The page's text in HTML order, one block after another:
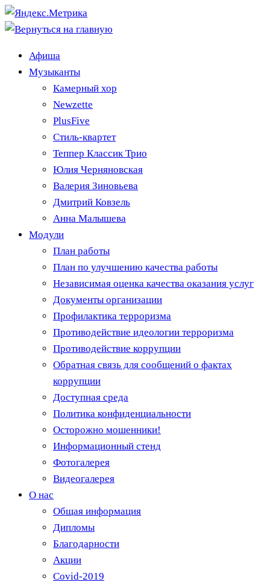
Афиша
Музыканты
Камерный хор
Newzette
PlusFive
Стиль-квартет
Теппер Классик Трио
Юлия Черняновская
Валерия Зиновьева
Дмитрий Ковзель
Анна Малышева
Модули
План работы
План по улучшению качества работы
Независимая оценка качества оказания услуг
Документы организации
Профилактика терроризма
Противодействие идеологии терроризма
Противодействие коррупции
Обратная связь для сообщений о фактах
коррупции
Доступная среда
Политика конфиденциальности
Осторожно мошенники!
Информационный стенд
Фотогалерея
Видеогалерея
О нас
Общая информация
Дипломы
Благодарности
Акции
Covid-2019